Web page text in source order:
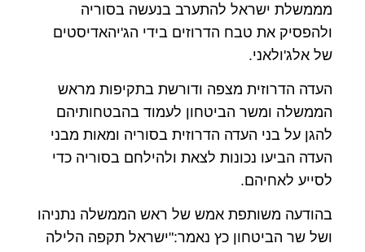
מממשלת ישראל להתערב בנעשה בסוריה
ולהפסיק את טבח הדרוזים בידי הג'יהאדיסטים
של אלג'ולאני.
העדה הדרוזית מצפה ודורשת בתקיפות מראש
הממשלה ומשר הביטחון לעמוד בהבטחותיהם
להגן על בני העדה הדרוזית בסוריה ומאות מבני
העדה הביעו נכונות לצאת ולהילחם בסוריה כדי
לסייע לאחיהם.
בהודעה משותפת אמש של ראש הממשלה נתניהו
ושל שר הביטחון כץ נאמר:"ישראל תקפה הלילה